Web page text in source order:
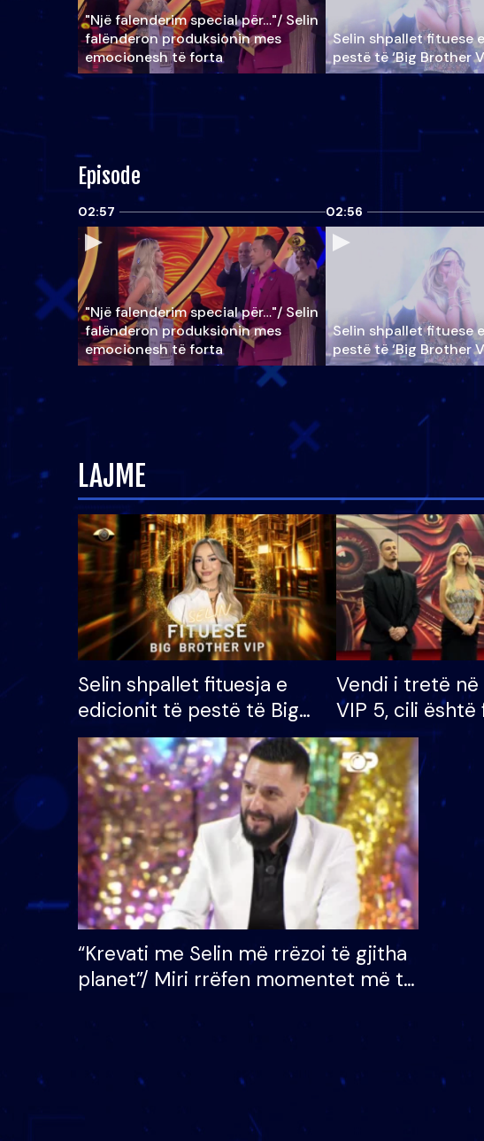
"Një falenderim special për…"/ Selin
falënderon produksionin mes
emocionesh të forta
Selin shpallet fituese
pestë të ‘Big Brother
Episode
02:57
"Një falenderim special për…"/ Selin
falënderon produksionin mes
emocionesh të forta
02:56
Selin shpallet fituese
pestë të ‘Big Brother
LAJME
Selin shpallet fituesja e
edicionit të pestë të Big
Brother VIP, rrëmben
çmimin e madh prej 100
mijë eurosh
Vendi i tretë
VIP 5, cili është
radhës që lë
“Krevati me Selin më rrëzoi të gjitha
planet”/ Miri rrëfen momentet më të
mungojë zilja e mëngjesit kur…